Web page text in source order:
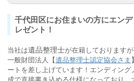
家を売却するので遺品を処分
故人が残した空家の相談に
早急に片付けたいが人手がな
千代田区にお住まいの方にエン
レゼント！
当社は遺品整理士が在籍しておりますが
一般財団法人【遺品整理士認定協会さま
ートを差し上げています！エンディング